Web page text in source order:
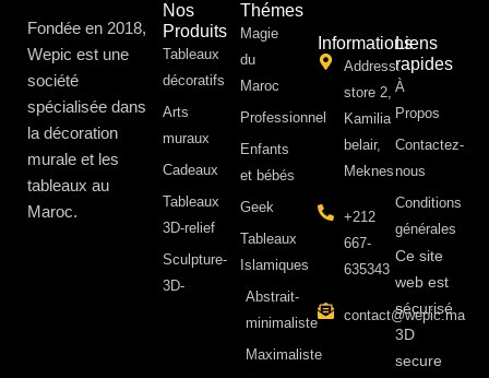
Fondée en 2018,
Wepic est une
société
spécialisée dans
la décoration
murale et les
tableaux au
Maroc.
Nos
Produits
Tableaux
décoratifs
Arts
muraux
Cadeaux
Tableaux
3D-relief
Sculpture-
3D-
Thémes
Magie
du
Maroc
Professionnel
Enfants
et bébés
Geek
Tableaux
Islamiques
Abstrait-
minimaliste
Maximaliste
Informations
Address:
store 2,
Kamilia
belair,
Meknes
+212
667-
635343
contact@wepic.ma
Liens
rapides
À
Propos ​
Contactez-
nous
Conditions
générales
Ce site
web est
sécurisé
3D
secure